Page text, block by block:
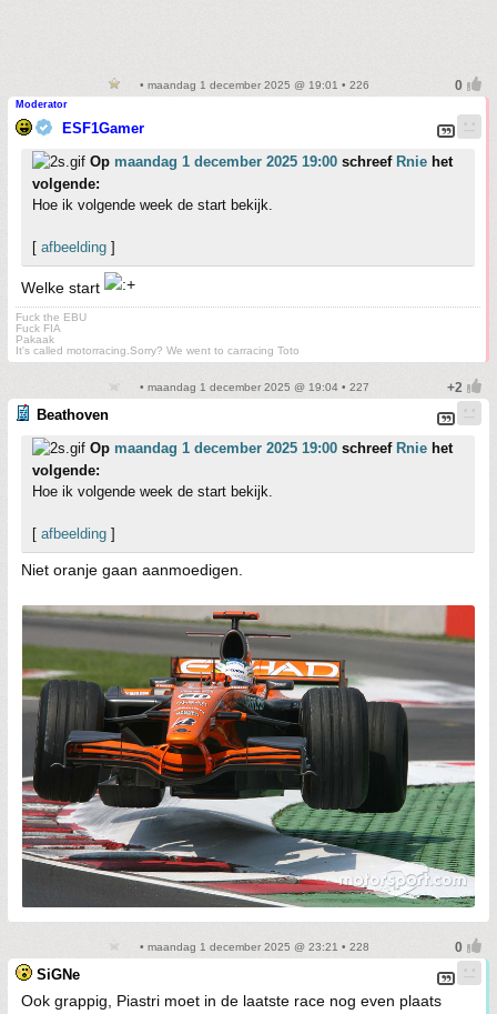
• maandag 1 december 2025 @ 19:01 • 226
Moderator
ESF1Gamer
Op maandag 1 december 2025 19:00 schreef Rnie het
volgende:
Hoe ik volgende week de start bekijk.
[ afbeelding ]
Welke start
Fuck the EBU
Fuck FIA
Pakaak
It's called motorracing.Sorry? We went to carracing Toto
• maandag 1 december 2025 @ 19:04 • 227
Beathoven
Op maandag 1 december 2025 19:00 schreef Rnie het
volgende:
Hoe ik volgende week de start bekijk.
[ afbeelding ]
Niet oranje gaan aanmoedigen.
• maandag 1 december 2025 @ 23:21 • 228
SiGNe
Ook grappig, Piastri moet in de laatste race nog even plaats